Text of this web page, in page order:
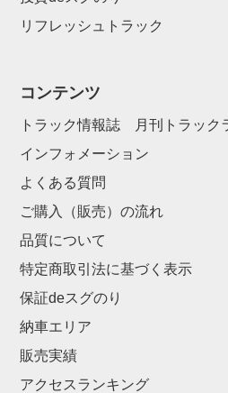
リフレッシュトラック
コンテンツ
トラック情報誌 月刊トラック
インフォメーション
よくある質問
ご購入（販売）の流れ
品質について
特定商取引法に基づく表示
保証deスグのり
納車エリア
販売実績
アクセスランキング